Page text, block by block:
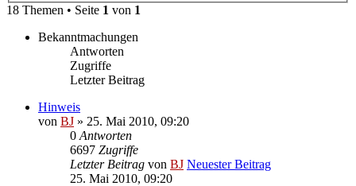
18 Themen • Seite 1 von 1
Bekanntmachungen
Antworten
Zugriffe
Letzter Beitrag
Hinweis
von BJ » 25. Mai 2010, 09:20
0 Antworten
6697 Zugriffe
Letzter Beitrag von BJ Neuester Beitrag
25. Mai 2010, 09:20